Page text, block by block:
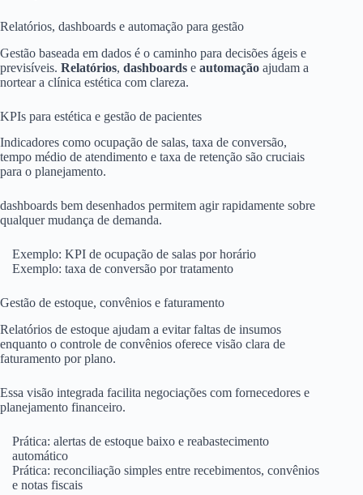
Relatórios, dashboards e automação para gestão
Gestão baseada em dados é o caminho para decisões ágeis e
previsíveis. Relatórios, dashboards e automação ajudam a
nortear a clínica estética com clareza.
KPIs para estética e gestão de pacientes
Indicadores como ocupação de salas, taxa de conversão,
tempo médio de atendimento e taxa de retenção são cruciais
para o planejamento.
dashboards bem desenhados permitem agir rapidamente sobre
qualquer mudança de demanda.
Exemplo: KPI de ocupação de salas por horário
Exemplo: taxa de conversão por tratamento
Gestão de estoque, convênios e faturamento
Relatórios de estoque ajudam a evitar faltas de insumos
enquanto o controle de convênios oferece visão clara de
faturamento por plano.
Essa visão integrada facilita negociações com fornecedores e
planejamento financeiro.
Prática: alertas de estoque baixo e reabastecimento
automático
Prática: reconciliação simples entre recebimentos, convênios
e notas fiscais